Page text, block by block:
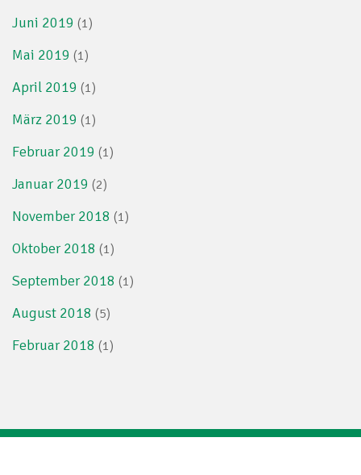
Juni 2019 (1)
Mai 2019 (1)
April 2019 (1)
März 2019 (1)
Februar 2019 (1)
Januar 2019 (2)
November 2018 (1)
Oktober 2018 (1)
September 2018 (1)
August 2018 (5)
Februar 2018 (1)